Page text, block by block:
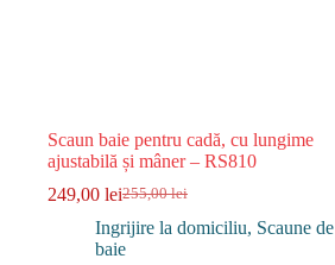
Scaun baie pentru cadă, cu lungime
ajustabilă și mâner – RS810
255,00lei
Prețul
inițial
a
249,00 leiPrețul
curent
este:
Ingrijire la domiciliu, Scaune de
baie